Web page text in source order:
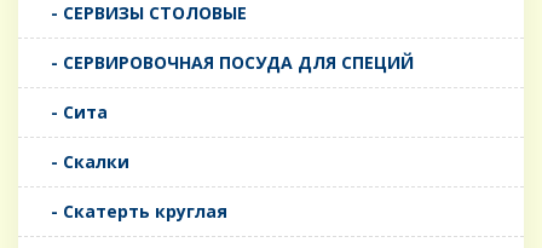
- СЕРВИЗЫ СТОЛОВЫЕ
- СЕРВИРОВОЧНАЯ ПОСУДА ДЛЯ СПЕЦИЙ
- Сита
- Скалки
- Скатерть круглая